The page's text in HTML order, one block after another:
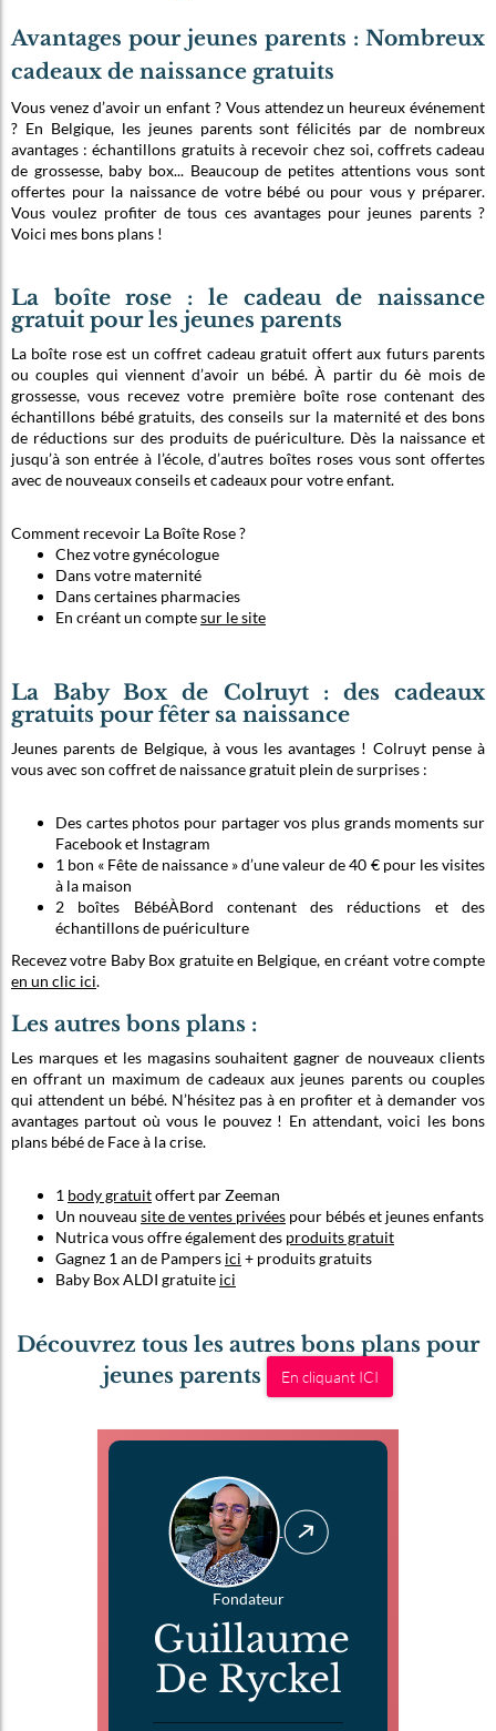
Avantages pour jeunes parents : Nombreux
cadeaux de naissance gratuits
Vous venez d’avoir un enfant ? Vous attendez un heureux événement
? En Belgique, les jeunes parents sont félicités par de nombreux
avantages : échantillons gratuits à recevoir chez soi, coffrets cadeau
de grossesse, baby box... Beaucoup de petites attentions vous sont
offertes pour la naissance de votre bébé ou pour vous y préparer.
Vous voulez profiter de tous ces avantages pour jeunes parents ?
Voici mes bons plans !
La boîte rose : le cadeau de naissance
gratuit pour les jeunes parents
La boîte rose est un coffret cadeau gratuit offert aux futurs parents
ou couples qui viennent d’avoir un bébé. À partir du 6è mois de
grossesse, vous recevez votre première boîte rose contenant des
échantillons bébé gratuits, des conseils sur la maternité et des bons
de réductions sur des produits de puériculture. Dès la naissance et
jusqu’à son entrée à l’école, d’autres boîtes roses vous sont offertes
avec de nouveaux conseils et cadeaux pour votre enfant.
Comment recevoir La Boîte Rose ?
Chez votre gynécologue
Dans votre maternité
Dans certaines pharmacies
En créant un comptesur le site
La Baby Box de Colruyt : des cadeaux
gratuits pour fêter sa naissance
Jeunes parents de Belgique, à vous les avantages ! Colruyt pense à
vous avec son coffret de naissance gratuit plein de surprises :
Des cartes photos pour partager vos plus grands moments sur
Facebook et Instagram
1 bon « Fête de naissance » d’une valeur de 40 € pour les visites
à la maison
2 boîtes BébéÀBord contenant des réductions et des
échantillons de puériculture
Recevez votre Baby Box gratuite en Belgique, en créant votre compte
en un clic ici.
Les autres bons plans :
Les marques et les magasins souhaitent gagner de nouveaux clients
en offrant un maximum de cadeaux aux jeunes parents ou couples
qui attendent un bébé. N’hésitez pas à en profiter et à demander vos
avantages partout où vous le pouvez ! En attendant, voici les bons
plans bébé de Face à la crise.
1 body gratuitoffert par Zeeman
Un nouveau site de ventes privées pour bébés et jeunes enfants
Nutrica vous offre également des produits gratuit
Gagnez 1 an de Pampers ici + produits gratuits
Baby Box ALDI gratuite ici
Découvrez tous les autres bons plans pour
jeunes parents
En cliquant ICI
Fondateur
Guillaume
De Ryckel